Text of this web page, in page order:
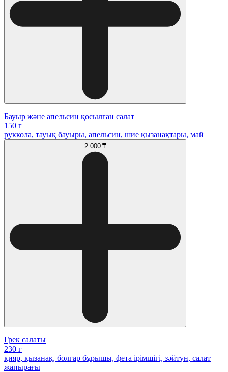
Бауыр және апельсин қосылған салат
150 г
руккола, тауық бауыры, апельсин, шие қызанақтары, май
2 000 ₸
Грек салаты
230 г
қияр, қызанақ, болгар бұрышы, фета ірімшігі, зәйтүн, салат
жапырағы